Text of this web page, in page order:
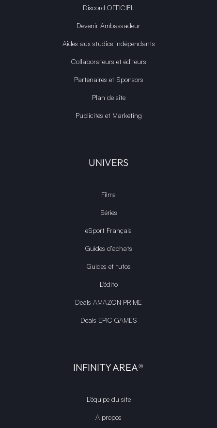
Discord OFFICIEL
Devenir Ambassadeur
Aides aux studios indépendants
Collaborateurs et éditeurs
Partenaires et Sponsors
Plan de site
Publicités et Marketing
UNIVERS
Films
Séries
eSport Français
Guides d’achats
Guides et tutos
L'édito
Deals AMAZON PRIME
Deals EPIC GAMES
INFINITY AREA®
L'équipe du site
À propos